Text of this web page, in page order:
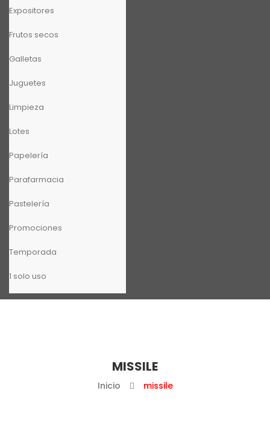
Expositores
Frutos secos
Galletas
Juguetes
Limpieza
Lotes
Papelería
Parafarmacia
Pastelería
Promociones
Temporada
1 solo uso
MISSILE
Inicio missile